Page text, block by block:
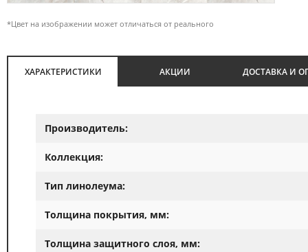
*Цвет на изображении может отличаться от реального
ХАРАКТЕРИСТИКИ АКЦИИ ДОСТАВКА И
Производитель:
Коллекция:
Тип линолеума:
Толщина покрытия, мм:
Толщина защитного слоя, мм: